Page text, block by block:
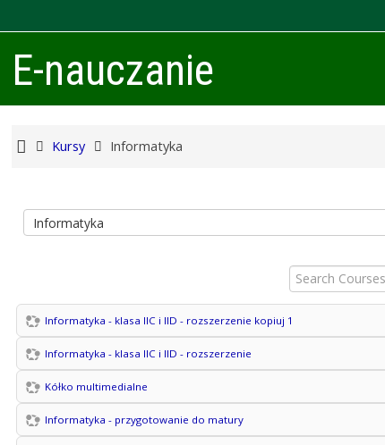
E-nauczanie
Kursy Informatyka
Search
Courses
Informatyka - klasa IIC i IID - rozszerzenie kopiuj 1
Informatyka - klasa IIC i IID - rozszerzenie
Kółko multimedialne
Informatyka - przygotowanie do matury